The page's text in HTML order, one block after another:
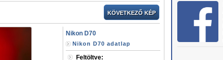
KÖVETKEZŐ KÉP
Nikon D70
Nikon D70 adatlap
Feltöltve: